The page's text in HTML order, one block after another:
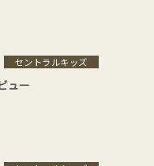
セントラルキッズ
ュー